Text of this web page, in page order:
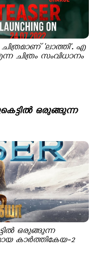
'ലാത്തി'. എ
ചിത്രം സംവിധാനം
ഒരുങ്ങുന്ന
ഒരുങ്ങുന്ന
കാര്‍ത്തികേയ-2